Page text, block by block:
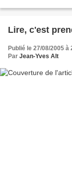
Lire, c'est
Publié le 27/08/2005 à
Par Jean-Yves Alt